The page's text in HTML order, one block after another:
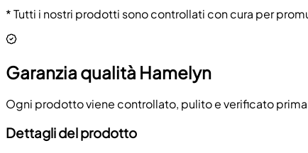
* Tutti i nostri prodotti sono controllati con cura per
Garanzia qualità Hamelyn
Ogni prodotto viene controllato, pulito e verificato
Dettagli del prodotto